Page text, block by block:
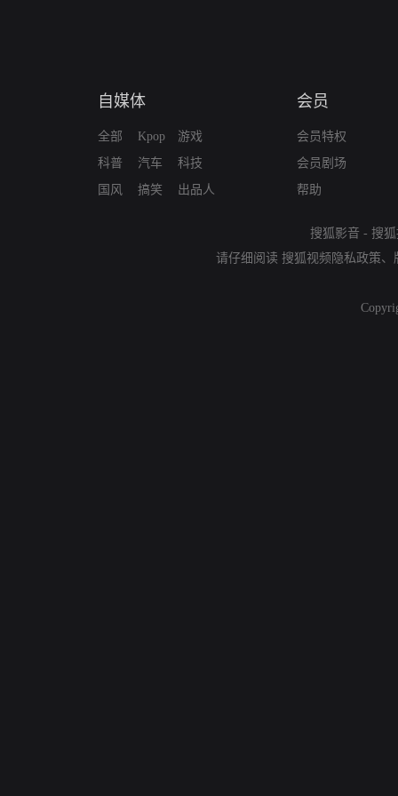
自媒体
全部
科普
国风
Kpop
汽车
搞笑
游戏
科技
出品人
会员
会员特权
会员剧场
帮助
搜狐影音 - 搜
请仔细阅读 搜狐视频隐私政策、